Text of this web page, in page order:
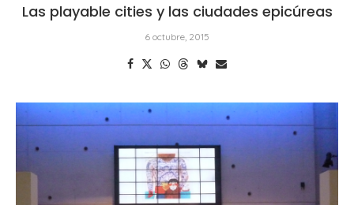
Las playable cities y las ciudades epicúreas
6 octubre, 2015